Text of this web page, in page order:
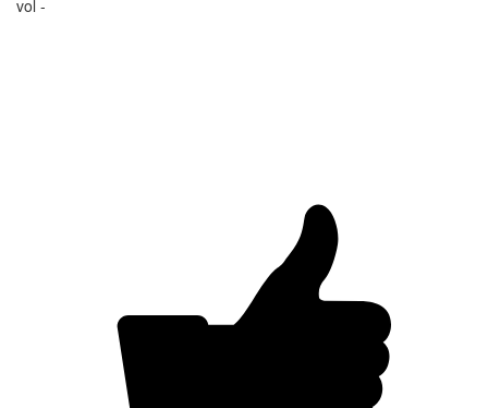
vol -